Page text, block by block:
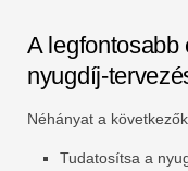
A legfontosabb
nyugdíj-
Néhányat a
Tudatosítsa a